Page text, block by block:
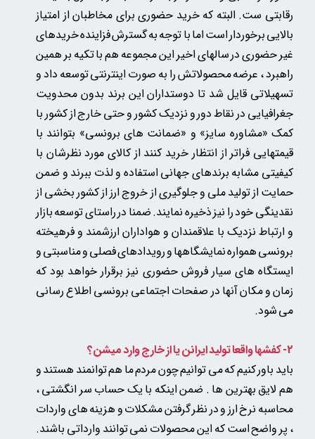
رقابتی ست. البته که خرید حضوری برای مخاطبان از امتیاز
بالایی برخوردار است اما با توجه به گسترش فزاینده خریدهای
غیر حضوری در سالهای اخیر این مجموعه هم با تکیه بر همین
راهبرد ، عرضه محصولاتش را به صورت اینترنتی توسعه داد و
تسهیلاتی قایل شد تا دوستداران این برند بدون محدویت
جغرافیایی در نقاط دور و نزدیک کشور و حتی خارج از کشور با
کمک «مشاوره سایز» و «ضمانت های برونسی» بتوانند با
قیمتهایی فراتر از انتظار خرید کنند از کالای مورد نظرشان با
کیفیتی مشابه برندهای جهانی استفاده و لذت ببرند و ضمن
حمایت از تولید ملی و جلوگیری از خروج ارز از کشور بخشی از
نقدینگی خود را نیز ذخیره نمایند. ضمنا در راستای توسعه بازار
و ارتباط نزدیک با علاقمندان و هواداران ارزشمند و فرهیخته
برونسی همواره نمایشگاهها و رویدادهای فصلی و مناسبتی و
ایستگاه های سیار فروش حضوری نیز برقرار خواهد بود که
زمان و مکان آنها در صفحات اجتماعی برونسی اطلاع رسانی
می شود.
2- کفشها واقعا تولید ایرانن یا از خارج وارد میشن؟
باید باور کنیم که می توانیم چون مردم ما هم توانمند هستند و
هم لایق بهترین ها . ضمن اینکه با یک حساب سر انگشتی ،
محاسبه نرخ ارز و در نظر گرفتن مشکلات و هزینه های واردات
، پر واضح است که این محصولات نمی توانند وارداتی باشند.